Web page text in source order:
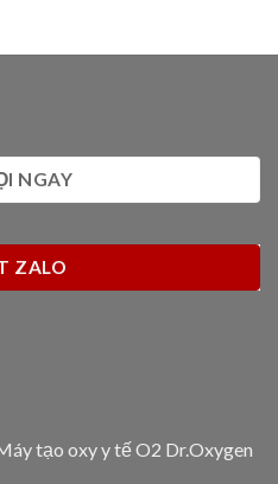
₫.5.800.000 ₫.
NGAY
ZALO
tạo oxy y tế O2 Dr.Oxygen